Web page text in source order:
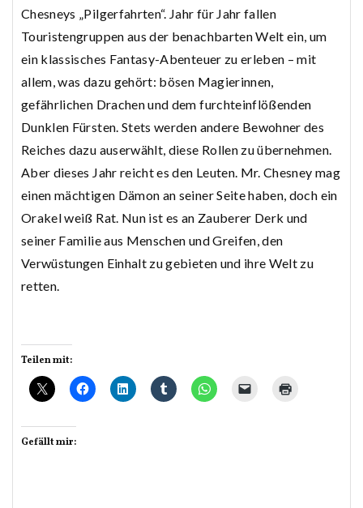
Chesneys „Pilgerfahrten“. Jahr für Jahr fallen
Touristengruppen aus der benachbarten Welt ein, um
ein klassisches Fantasy-Abenteuer zu erleben – mit
allem, was dazu gehört: bösen Magierinnen,
gefährlichen Drachen und dem furchteinflößenden
Dunklen Fürsten. Stets werden andere Bewohner des
Reiches dazu auserwählt, diese Rollen zu übernehmen.
Aber dieses Jahr reicht es den Leuten. Mr. Chesney mag
einen mächtigen Dämon an seiner Seite haben, doch ein
Orakel weiß Rat. Nun ist es an Zauberer Derk und
seiner Familie aus Menschen und Greifen, den
Verwüstungen Einhalt zu gebieten und ihre Welt zu
retten.
Teilen mit:
Gefällt mir: